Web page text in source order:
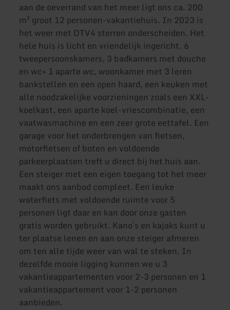
aan de oeverrand van het meer ligt ons ca. 200
m² groot 12 personen-vakantiehuis. In 2023 is
het weer met DTV4 sterren onderscheiden. Het
hele huis is licht en vriendelijk ingericht. 6
tweepersoonskamers, 3 badkamers met douche
en wc+ 1 aparte wc, woonkamer met 3 leren
bankstellen en een open haard, een keuken met
alle noodzakelijke voorzieningen zoals een XXL-
koelkast, een aparte koel-vriescombinatie, een
vaatwasmachine en een zeer grote eettafel. Een
garage voor het onderbrengen van fietsen,
motorfietsen of boten en voldoende
parkeerplaatsen treft u direct bij het huis aan.
Een steiger met een eigen toegang tot het meer
maakt ons aanbod compleet. Een leuke
waterfiets met voldoende ruimte voor 5
personen ligt daar en kan door onze gasten
gratis worden gebruikt. Kano´s en kajaks kunt u
ter plaatse lenen en aan onze steiger afmeren
om ten alle tijde weer van wal te steken. In
dezelfde mooie ligging kunnen we u 3
vakantieappartementen voor 2-3 personen en 1
vakantieappartement voor 1-2 personen
aanbieden.